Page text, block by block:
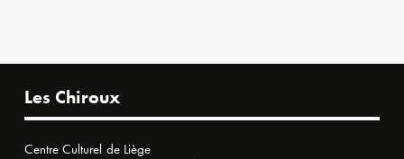
Les Chiroux
Centre Culturel de Liège